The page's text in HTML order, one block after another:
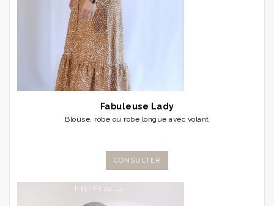
Fabuleuse Lady
Blouse, robe ou robe longue avec volant
CONSULTER